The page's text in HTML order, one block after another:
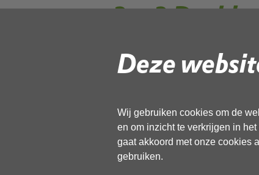
Deze
Wij gebruiken cookies om de
en om inzicht te verkrijgen in
gaat akkoord met onze cookies
gebruiken.
3. a3
jaarrekening
Download ‘3. a3 Dashboard
pdf, 68kB